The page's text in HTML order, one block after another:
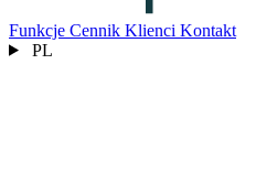
Funkcje Cennik Klienci Kontakt
PL